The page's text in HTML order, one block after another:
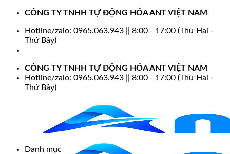
CÔNG TY TNHH TỰ ĐỘNG HÓA ANT VIỆT NAM
Hotline/zalo: 0965.063.943 || 8:00 - 17:00 (Thứ Hai -
Thứ Bảy)
CÔNG TY TNHH TỰ ĐỘNG HÓA ANT VIỆT NAM
Hotline/zalo: 0965.063.943 || 8:00 - 17:00 (Thứ Hai -
Thứ Bảy)
Danh mục